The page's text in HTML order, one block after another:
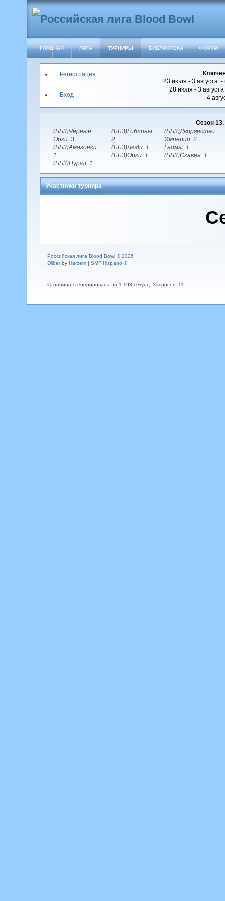
ГЛАВНАЯ ЛИГА ТУРНИРЫ БИБЛИОТЕКА ФОРУМ
Регистрация
Вход
23 июля - 3 августа -
28 июля - 3
4
Сезон 13.
(ББ3)Чёрные
Орки: 3
(ББ3)Амазонки:
1
(ББ3)Нургл: 1
(ББ3)Гоблины:
2
(ББ3)Люди: 1
(ББ3)Орки: 1
(ББ3)Дворянство
Империи: 2
Гномы: 1
(ББ3)Скавен: 1
Участники турнира
Российская лига Blood Bowl © 2026
Dilberby Harzem| SMF Hispano ©
Страница сгенерирована за 1.193 секунд. Запросов: 11.